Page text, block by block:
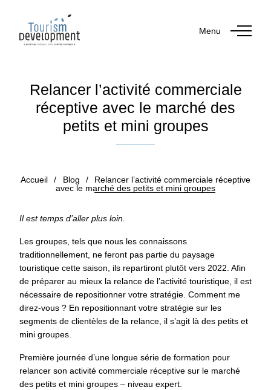
Menu
Relancer l’activité commerciale
réceptive avec le marché des
petits et mini groupes
Accueil / Blog /
Relancer l’activité commerciale réceptive
avec le marché des petits et mini groupes
Il est temps d’aller plus loin.
Les groupes, tels que nous les connaissons
traditionnellement, ne feront pas partie du paysage
touristique cette saison, ils repartiront plutôt vers 2022. Afin
de préparer au mieux la relance de l’activité touristique, il est
nécessaire de repositionner votre stratégie. Comment me
direz-vous ? En repositionnant votre stratégie sur les
segments de clientèles de la relance, il s’agit là des petits et
mini groupes.
Première journée d’une longue série de formation pour
relancer son activité commerciale réceptive sur le marché
des petits et mini groupes – niveau expert.